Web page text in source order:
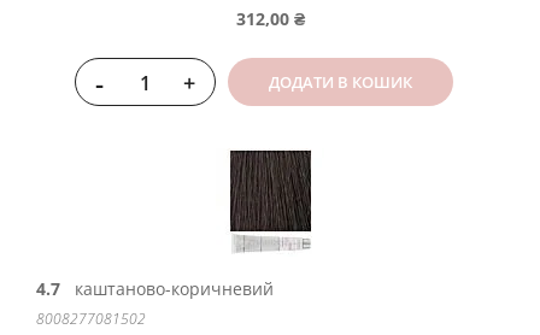
312,00 ₴
- + ДОДАТИ В КОШИК
4.7 каштаново-коричневий
8008277081502